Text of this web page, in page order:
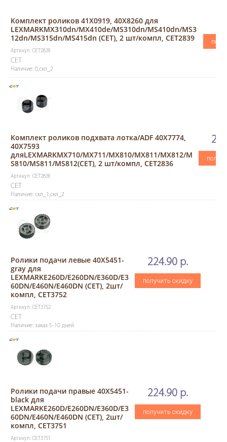
Комплект роликов 41X0919, 40X8260 для
LEXMARKMX310dn/MX410de/MS310dn/MS410dn/MS3
12dn/MS315dn/MS415dn (CET), 2 шт/компл, CET2839
Артикул: CET2839
CET
Наличие: 0,скл_2
Комплект роликов подхвата лотка/ADF 40X7774,
40X7593
дляLEXMARKMX710/MX711/MX810/MX811/MX812/M
S810/MS811/MS812(CET), 2 шт/компл, CET2836
Артикул: CET2836
CET
Наличие: скл_1,скл_2
Ролики подачи левые 40X5451-
gray для
LEXMARKE260D/E260DN/E360D/E3
60DN/E460N/E460DN (CET), 2шт/
компл, CET3752
Артикул: CET3752
CET
Наличие: заказ 5-10 дней
224.90 р.
получить скидку
Ролики подачи правые 40X5451-
black для
LEXMARKE260D/E260DN/E360D/E3
60DN/E460N/E460DN (CET), 2шт/
компл, CET3751
Артикул: CET3751
224.90 р.
получить скидку